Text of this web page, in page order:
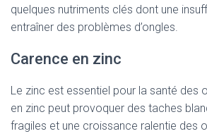
quelques nutriments clés dont une
entraîner des problèmes d’ongles.
Carence en zinc
Le zinc est essentiel pour la santé des
en zinc peut provoquer des taches
fragiles et une croissance ralentie des